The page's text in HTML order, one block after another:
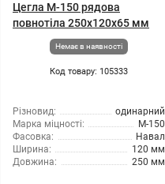
Цегла М-150 рядова
повнотіла 250х120х65 мм
Немає в наявності
Код товару: 105333
Різновид:
одинарний
Марка міцності:
М-150
Фасовка:
Навал
Ширина:
120 мм
Довжина:
250 мм